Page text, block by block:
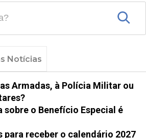
Notícias
Armadas, à Polícia Militar ou
sobre o Benefício Especial é
para receber o calendário 2027